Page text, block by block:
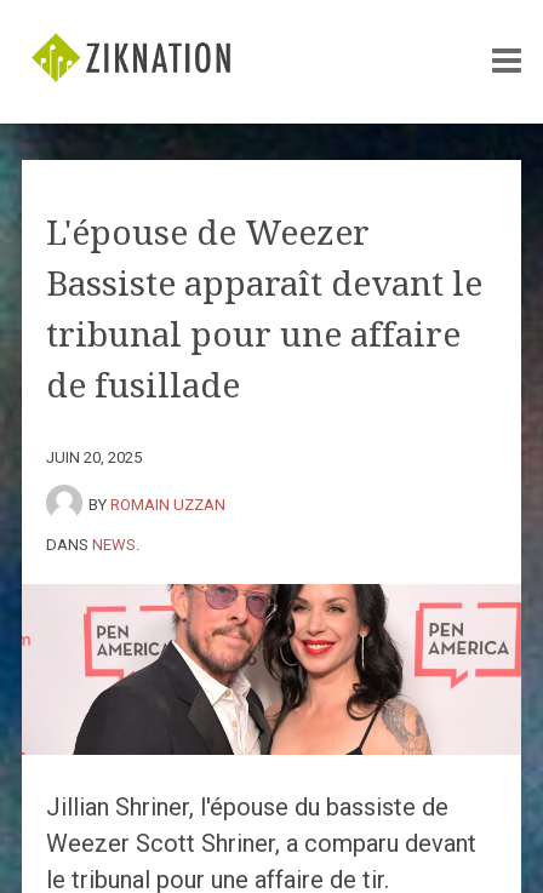
L'épouse de Weezer
Bassiste apparaît devant le
tribunal pour une affaire
de fusillade
JUIN 20, 2025
BY ROMAIN UZZAN
DANS NEWS
Jillian Shriner, l'épouse du bassiste de
Weezer Scott Shriner, a comparu devant
le tribunal pour une affaire de tir.